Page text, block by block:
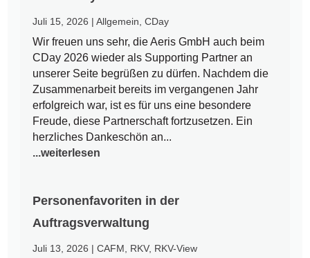
Juli 15, 2026 |Allgemein ,CDay
Wir freuen uns sehr, die Aeris GmbH auch beim
CDay 2026 wieder als Supporting Partner an
unserer Seite begrüßen zu dürfen. Nachdem die
Zusammenarbeit bereits im vergangenen Jahr
erfolgreich war, ist es für uns eine besondere
Freude, diese Partnerschaft fortzusetzen. Ein
herzliches Dankeschön an...
...weiterlesen
Personenfavoriten in der
Auftragsverwaltung
Juli 13, 2026 |CAFM RKV, RKV-View